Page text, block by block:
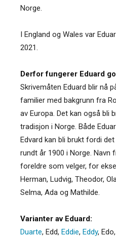
Norge.
I England og Wales var
2021.
Derfor fungerer Eduard
Skrivemåten Eduard blir nå
familier med bakgrunn fra
av Europa. Det kan også bli
tradisjon i Norge. Både
Edvard kan bli brukt fordi
rundt år 1900 i Norge. Navn
foreldre som velger, for
Herman, Ludvig, Theodor,
Selma, Ada og Mathilde.
Varianter av Eduard:
Duarte, Edd, Eddie, Eddy, Edo,